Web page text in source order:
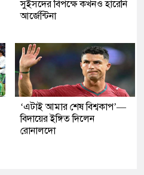
সুইসদের বিপক্ষে কখনও হারেনি
আর্জেন্টিনা
‘এটাই আমার শেষ বিশ্বকাপ’—
বিদায়ের ইঙ্গিত দিলেন
রোনালদো